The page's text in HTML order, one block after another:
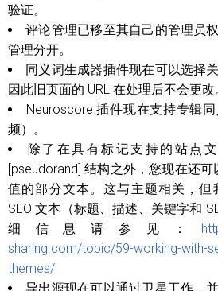
验证。
评论管理已移至其自己的管理员
管理分开。
同义词生成器插件现在可以选择
因此旧页面的 URL 在处理后不会更改
Neuroscore 插件现在支持专辑
频）。
除了在具有标记支持的站点
[pseudorand] 结构之外，您现在还
值的部分文本。这与主题相关，但
SEO 文本（标题、描述、关键字和
细信息请参见：
sharing.com/topic/59-working-with-
themes/